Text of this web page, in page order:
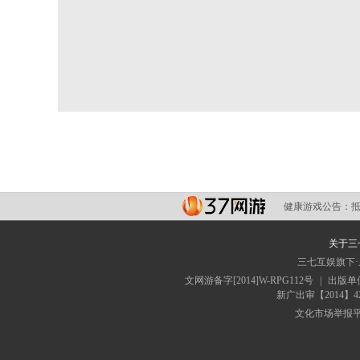
健康游戏公告：
关于三
三七互娱旗下
文网游备字[2014]W-RPG112号
出版单
新广出审【2014】
文化市场举报